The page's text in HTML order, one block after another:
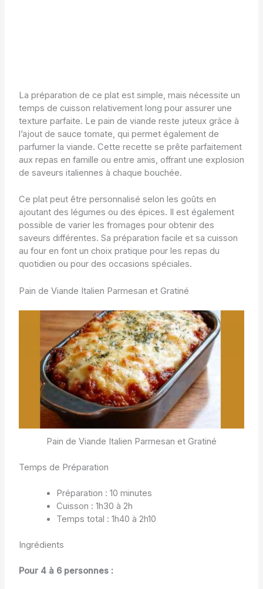
La préparation de ce plat est simple, mais nécessite un
temps de cuisson relativement long pour assurer une
texture parfaite. Le pain de viande reste juteux grâce à
l’ajout de sauce tomate, qui permet également de
parfumer la viande. Cette recette se prête parfaitement
aux repas en famille ou entre amis, offrant une explosion
de saveurs italiennes à chaque bouchée.
Ce plat peut être personnalisé selon les goûts en
ajoutant des légumes ou des épices. Il est également
possible de varier les fromages pour obtenir des
saveurs différentes. Sa préparation facile et sa cuisson
au four en font un choix pratique pour les repas du
quotidien ou pour des occasions spéciales.
Pain de Viande Italien Parmesan et Gratiné
Pain de Viande Italien Parmesan et Gratiné
Temps de Préparation
Préparation : 10 minutes
Cuisson : 1h30 à 2h
Temps total : 1h40 à 2h10
Ingrédients
Pour 4 à 6 personnes :